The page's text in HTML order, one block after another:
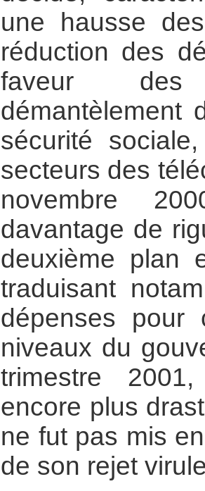
une hausse
réduction des
faveur
démantèlement
sécurité
secteurs des
novembre
davantage de
deuxième plan
traduisant
dépenses
niveaux du
trimestre
encore plus
ne fut pas mis
de son rejet